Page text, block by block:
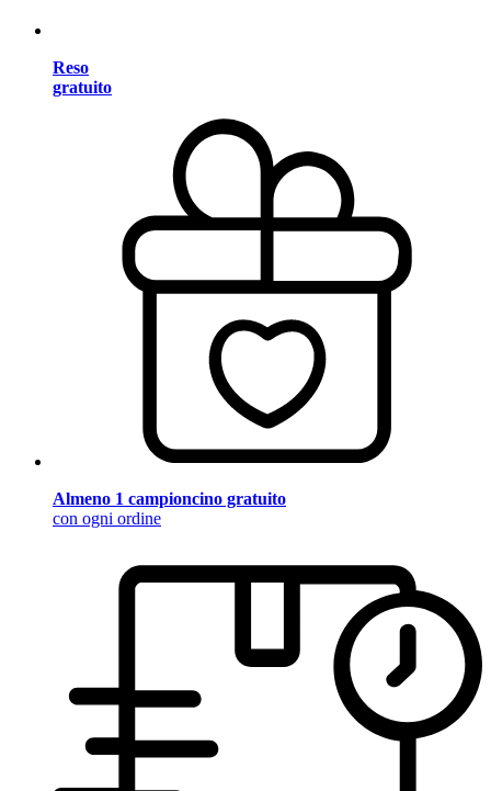
Reso
gratuito
Almeno 1 campioncino gratuito
con ogni ordine